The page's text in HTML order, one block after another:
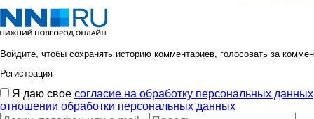
Войдите, чтобы сохранять историю комментариев, голосовать за
Регистрация
Я даю свое согласие на обработку персональных данных
отношении обработки персональных данных